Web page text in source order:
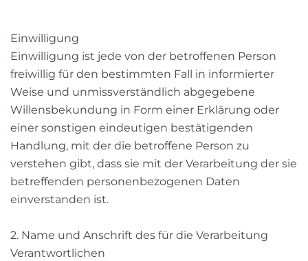
Einwilligung
Einwilligung ist jede von der betroffenen Person
freiwillig für den bestimmten Fall in informierter
Weise und unmissverständlich abgegebene
Willensbekundung in Form einer Erklärung oder
einer sonstigen eindeutigen bestätigenden
Handlung, mit der die betroffene Person zu
verstehen gibt, dass sie mit der Verarbeitung der sie
betreffenden personenbezogenen Daten
einverstanden ist.
2. Name und Anschrift des für die Verarbeitung
Verantwortlichen